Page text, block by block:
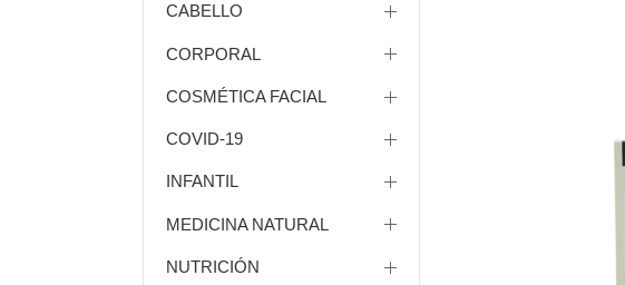
CABELLO
CORPORAL
COSMÉTICA FACIAL
COVID-19
INFANTIL
MEDICINA NATURAL
NUTRICIÓN